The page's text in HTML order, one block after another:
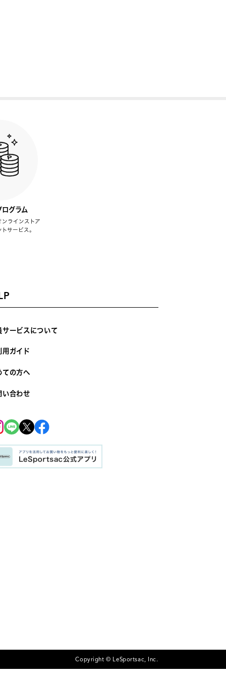
ログラム
ラインストア
サービス。
サービスについて
用ガイド
ての方へ
い合わせ
Copyright © LeSportsac, Inc.